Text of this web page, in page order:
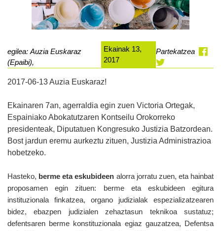
egilea: Auzia Euskaraz
(Epaibi),
Ekainak 13,
2017
Partekatzea
2017-06-13 Auzia Euskaraz!
Ekainaren 7an, agerraldia egin zuen Victoria Ortegak,
Espainiako Abokatutzaren Kontseilu Orokorreko
presidenteak, Diputatuen Kongresuko Justizia Batzordean.
Bost jardun eremu aurkeztu zituen, Justizia Administrazioa
hobetzeko.
Hasteko, berme eta eskubideen alorra jorratu zuen, eta hainbat
proposamen egin zituen: berme eta eskubideen egitura
instituzionala finkatzea, organo judizialak espezializatzearen
bidez, ebazpen judizialen zehaztasun teknikoa sustatuz;
defentsaren berme konstituzionala egiaz gauzatzea, Defentsa